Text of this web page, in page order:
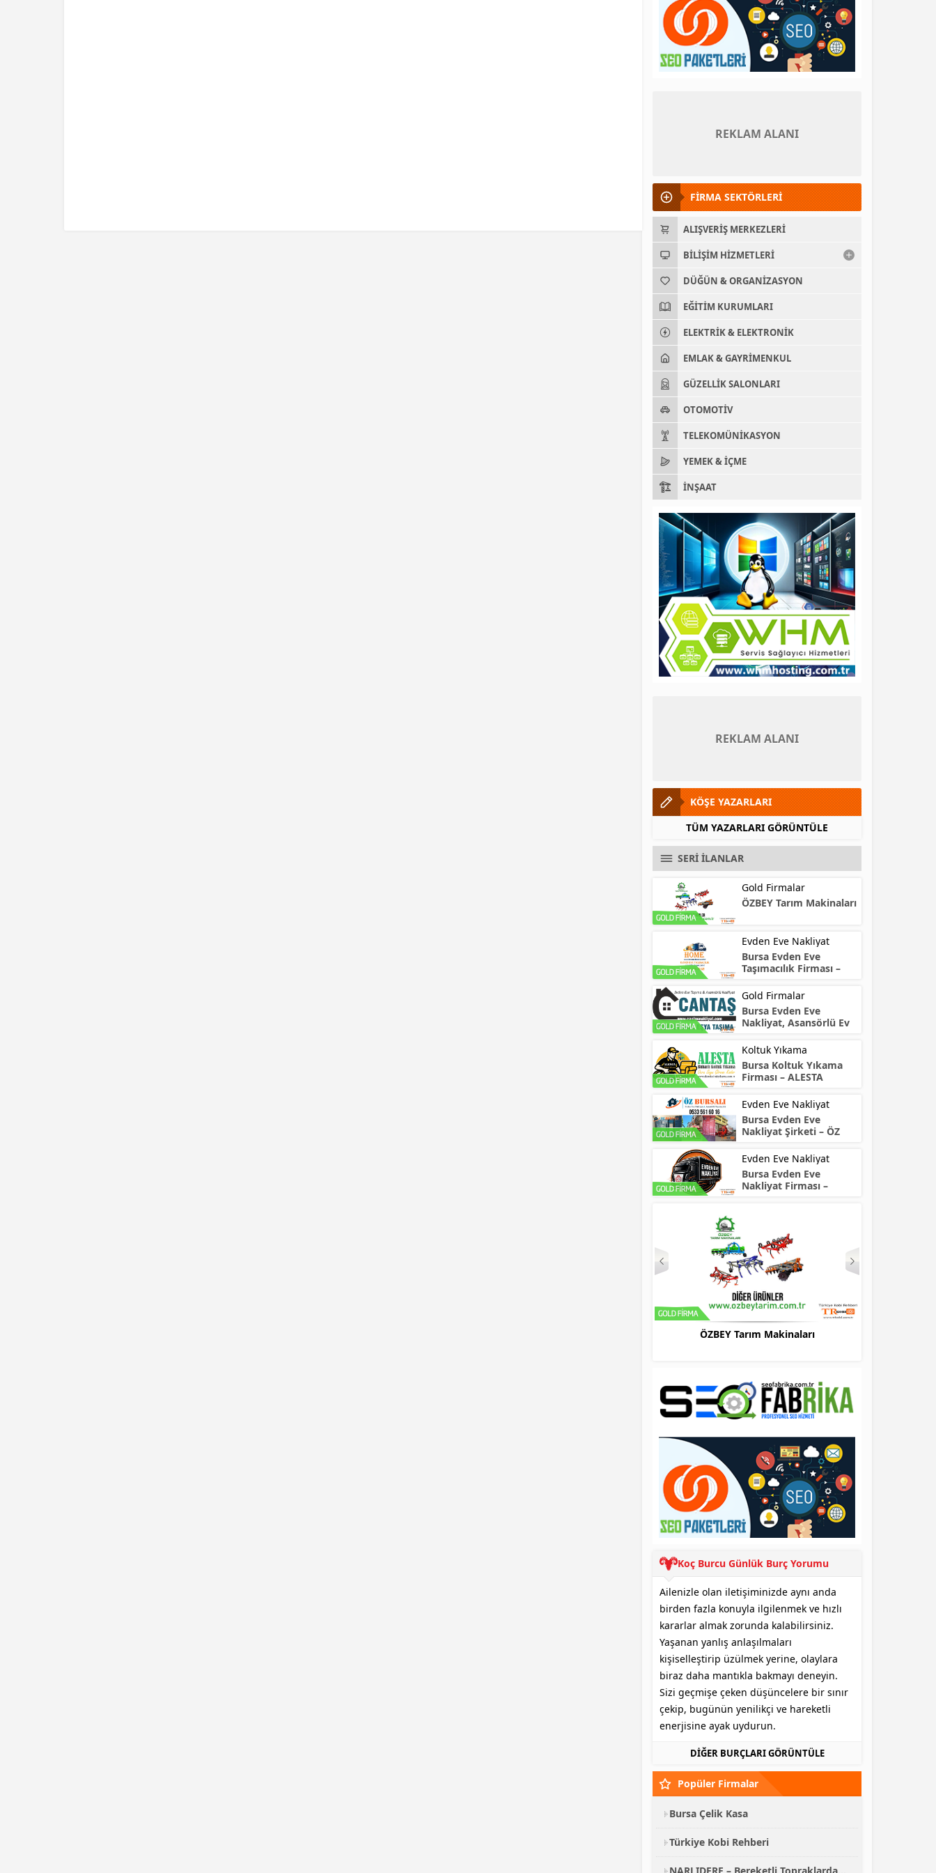
REKLAM ALANI
FİRMA SEKTÖRLERİ
ALIŞVERIŞ MERKEZLERI
BILIŞIM HIZMETLERI
DÜĞÜN & ORGANIZASYON
EĞITIM KURUMLARI
ELEKTRIK & ELEKTRONIK
EMLAK & GAYRIMENKUL
GÜZELLIK SALONLARI
OTOMOTIV
TELEKOMÜNIKASYON
YEMEK & İÇME
İNŞAAT
REKLAM ALANI
KÖŞE YAZARLARI
TÜM YAZARLARI GÖRÜNTÜLE
SERİ İLANLAR
Gold Firmalar
ÖZBEY Tarım Makinaları
Evden Eve Nakliyat
Bursa Evden Eve
Taşımacılık Firması –
Gold Firmalar
Bursa Evden Eve
Nakliyat, Asansörlü Ev
Koltuk Yıkama
Bursa Koltuk Yıkama
Firması – ALESTA
Evden Eve Nakliyat
Bursa Evden Eve
Nakliyat Şirketi – ÖZ
Evden Eve Nakliyat
Bursa Evden Eve
Nakliyat Firması –
ÖZBEY Tarım Makinaları
Koç Burcu Günlük Burç Yorumu
Ailenizle olan iletişiminizde aynı anda
birden fazla konuyla ilgilenmek ve hızlı
kararlar almak zorunda kalabilirsiniz.
Yaşanan yanlış anlaşılmaları
kişiselleştirip üzülmek yerine, olaylara
biraz daha mantıkla bakmayı deneyin.
Sizi geçmişe çeken düşüncelere bir sınır
çekip, bugünün yenilikçi ve hareketli
enerjisine ayak uydurun.
DİĞER BURÇLARI GÖRÜNTÜLE
Popüler Firmalar
Bursa Çelik Kasa
Türkiye Kobi Rehberi